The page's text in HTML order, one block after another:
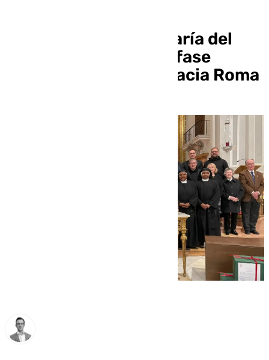
La Causa de Madre María del
Socorro concluye su fase
diocesana y avanza hacia Roma